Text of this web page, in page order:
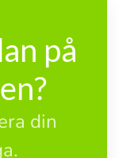
på
din